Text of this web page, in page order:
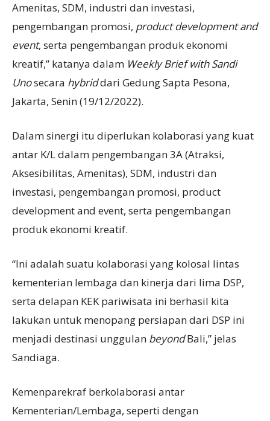
Amenitas, SDM, industri dan investasi,
pengembangan promosi, product development and
event, serta pengembangan produk ekonomi
kreatif,” katanya dalam Weekly Brief with Sandi
Unosecara hybriddari Gedung Sapta Pesona,
Jakarta, Senin (19/12/2022).
Dalam sinergi itu diperlukan kolaborasi yang kuat
antar K/L dalam pengembangan 3A (Atraksi,
Aksesibilitas, Amenitas), SDM, industri dan
investasi, pengembangan promosi, product
development and event, serta pengembangan
produk ekonomi kreatif.
“Ini adalah suatu kolaborasi yang kolosal lintas
kementerian lembaga dan kinerja dari lima DSP,
serta delapan KEK pariwisata ini berhasil kita
lakukan untuk menopang persiapan dari DSP ini
menjadi destinasi unggulan beyondBali,” jelas
Sandiaga.
Kemenparekraf berkolaborasi antar
Kementerian/Lembaga, seperti dengan